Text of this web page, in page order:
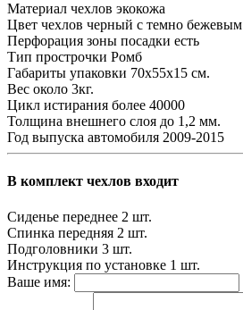
Материал чехлов экокожа
Цвет чехлов черный с темно бежевым
Перфорация зоны посадки есть
Тип прострочки Ромб
Габариты упаковки 70х55х15 см.
Вес около 3кг.
Цикл истирания более 40000
Толщина внешнего слоя до 1,2 мм.
Год выпуска автомобиля 2009-2015
В комплект чехлов входит
Сиденье переднее 2 шт.
Спинка передняя 2 шт.
Подголовники 3 шт.
Инструкция по установке 1 шт.
Ваше имя: